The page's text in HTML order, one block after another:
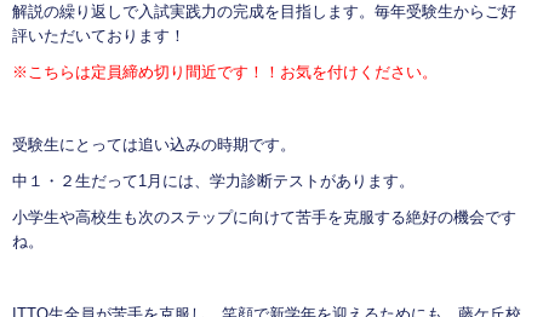
解説の繰り返しで入試実践力の完成を目指します。毎年受験生からご好
評いただいております！
※こちらは定員締め切り間近です！！お気を付けください。
受験生にとっては追い込みの時期です。
中１・２生だって1月には、学力診断テストがあります。
小学生や高校生も次のステップに向けて苦手を克服する絶好の機会です
ね。